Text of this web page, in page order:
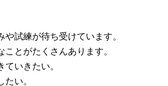
試練が待ち受けています。
とがたくさんあります。
いきたい。
い。